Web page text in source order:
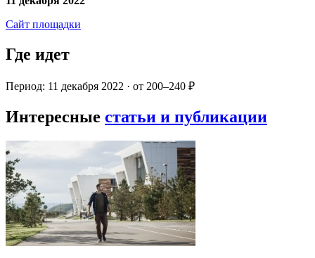
Сайт площадки
Где идет
Период: 11 декабря 2022 · от 200–240 ₽
Интересные статьи и публикации